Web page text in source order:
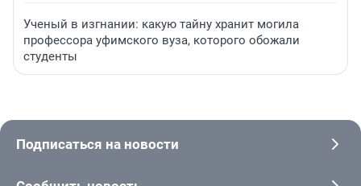
Ученый в изгнании: какую тайну хранит могила
профессора уфимского вуза, которого обожали
студенты
Подписаться на новости